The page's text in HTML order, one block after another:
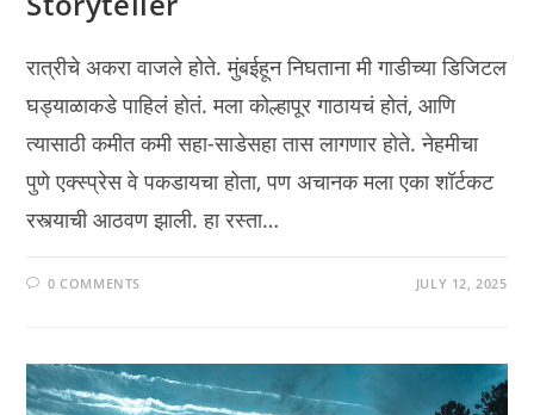
रात्रीचे अकरा वाजले होते. मुंबईहून निघताना मी गाडीच्या डिजिटल
घड्याळाकडे पाहिलं होतं. मला कोल्हापूर गाठायचं होतं, आणि
त्यासाठी कमीत कमी सहा-साडेसहा तास लागणार होते. नेहमीचा
पुणे एक्स्प्रेस वे पकडायचा होता, पण अचानक मला एका शॉर्टकट
रस्त्याची आठवण झाली. हा रस्ता…
0 COMMENTS JULY 12, 2025